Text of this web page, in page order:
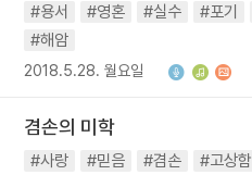
#용서 #영혼 #실수 #포기
#해암
2018.5.28. 월요일
겸손의 미학
#사랑 #믿음 #겸손 #고상함